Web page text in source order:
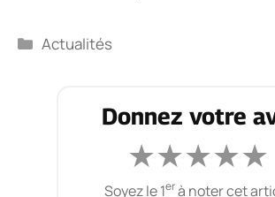
Catégories
Actualités
Donnez votre
★★★★★
Soyez le 1erà noter cet